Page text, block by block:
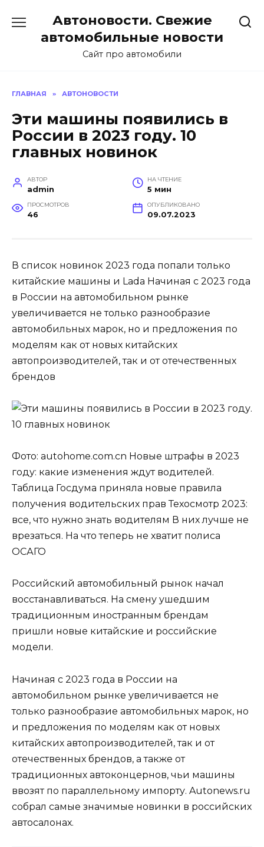
содержанию
Автоновости. Свежие
автомобильные новости
Сайт про автомобили
ГЛАВНАЯ » АВТОНОВОСТИ
Эти машины появились в
России в 2023 году. 10
главных новинок
АВТОР
admin
НА ЧТЕНИЕ
5 мин
ПРОСМОТРОВ
46
ОПУБЛИКОВАНО
09.07.2023
В список новинок 2023 года попали только
китайские машины и Lada Начиная с 2023 года
в России на автомобильном рынке
увеличивается не только разнообразие
автомобильных марок, но и предложения по
моделям как от новых китайских
автопроизводителей, так и от отечественных
брендов
Фото: autohome.com.cn Новые штрафы в 2023
году: какие изменения ждут водителей.
Таблица Госдума приняла новые правила
получения водительских прав Техосмотр 2023:
все, что нужно знать водителям В них лучше не
врезаться. На что теперь не хватит полиса
ОСАГО
Российский автомобильный рынок начал
восстанавливаться. На смену ушедшим
традиционным иностранным брендам
пришли новые китайские и российские
модели.
Начиная с 2023 года в России на
автомобильном рынке увеличивается не
только разнообразие автомобильных марок, но
и предложения по моделям как от новых
китайских автопроизводителей, так и от
отечественных брендов, а также от
традиционных автоконцернов, чьи машины
ввозят по параллельному импорту. Autonews.ru
собрал самые значимые новинки в российских
автосалонах.